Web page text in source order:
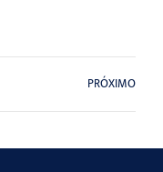
PRÓXIMO